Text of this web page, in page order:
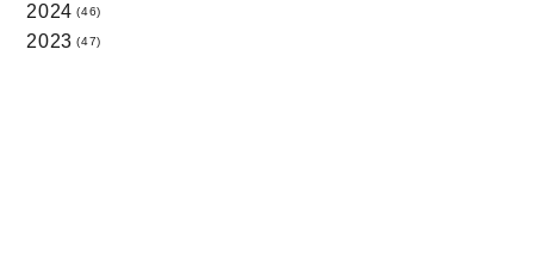
2024 (46)
2023 (47)